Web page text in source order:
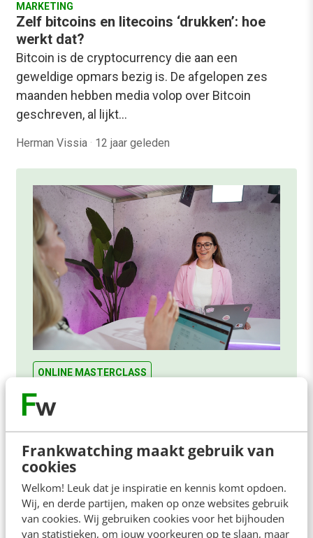
Frankwatching maakt gebruik van
cookies
Welkom! Leuk dat je inspiratie en kennis komt opdoen.
Wij, en derde partijen, maken op onze websites gebruik
van cookies. Wij gebruiken cookies voor het bijhouden
van statistieken, om jouw voorkeuren op te slaan, maar
MARKETING
Zelf bitcoins en litecoins ‘drukken’: hoe
werkt dat?
Bitcoin is de cryptocurrency die aan een
geweldige opmars bezig is. De afgelopen zes
maanden hebben media volop over Bitcoin
geschreven, al lijkt…
Herman Vissia · 12 jaar geleden
ONLINE MASTERCLASS
De nieuwe SEO- & GEO-
spelregels
In 2,5 uur van Google-first naar AI-first: zo wordt je
content beter gevonden. Schrijf je in en bekijk
Meer weten